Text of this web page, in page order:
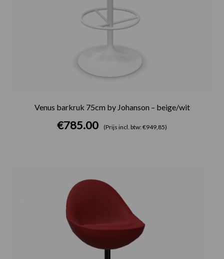
Venus barkruk 75cm by Johanson – beige/wit
€785.00 (Prijs incl. btw: €949,85)